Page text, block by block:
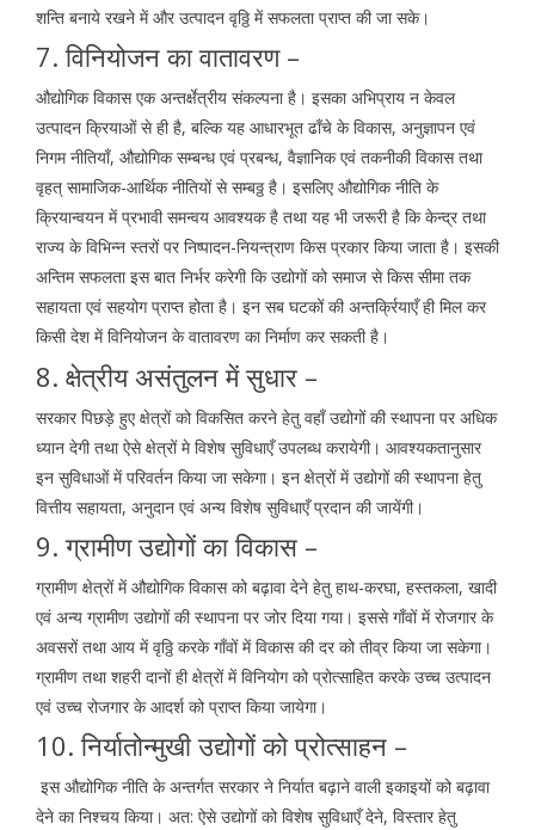
शन्ति बनाये रखने में और उत्पादन वृठ्ठि में सफलता प्राप्त की जा सके।
7. विनियोजन का वातावरण –
औद्योगिक विकास एक अन्तर्क्षेत्रीय संकल्पना है। इसका अभिप्राय न केवल
उत्पादन क्रियाओं से ही है, बल्कि यह आधारभूत ढाँचे के विकास, अनुज्ञापन एवं
निगम नीतियाँ, औद्योगिक सम्बन्ध एवं प्रबन्ध, वैज्ञानिक एवं तकनीकी विकास तथा
वृहत् सामाजिक-आर्थिक नीतियों से सम्बठ्ठ है। इसलिए औद्योगिक नीति के
क्रियान्वयन में प्रभावी समन्वय आवश्यक है तथा यह भी जरूरी है कि केन्द्र तथा
राज्य के विभिन्न स्तरों पर निष्पादन-नियन्त्राण किस प्रकार किया जाता है। इसकी
अन्तिम सफलता इस बात निर्भर करेगी कि उद्योगों को समाज से किस सीमा तक
सहायता एवं सहयोग प्राप्त होता है। इन सब घटकों की अन्तर्क्रियाएँ ही मिल कर
किसी देश में विनियोजन के वातावरण का निर्माण कर सकती है।
8. क्षेत्रीय असंतुलन में सुधार –
सरकार पिछड़े हुए क्षेत्रों को विकसित करने हेतु वहाँ उद्योगों की स्थापना पर अधिक
ध्यान देगी तथा ऐसे क्षेत्रों मे विशेष सुविधाएँ उपलब्ध करायेगी। आवश्यकतानुसार
इन सुविधाओं में परिवर्तन किया जा सकेगा। इन क्षेत्रों में उद्योगों की स्थापना हेतु
वित्तीय सहायता, अनुदान एवं अन्य विशेष सुविधाएँ प्रदान की जायेंगी।
9. ग्रामीण उद्योगों का विकास –
ग्रामीण क्षेत्रों में औद्योगिक विकास को बढ़ावा देने हेतु हाथ-करघा, हस्तकला, खादी
एवं अन्य ग्रामीण उद्योगों की स्थापना पर जोर दिया गया। इससे गाँवों में रोजगार के
अवसरों तथा आय में वृठ्ठि करके गाँवों में विकास की दर को तीव्र किया जा सकेगा।
ग्रामीण तथा शहरी दानों ही क्षेत्रों में विनियोग को प्रोत्साहित करके उच्च उत्पादन
एवं उच्च रोजगार के आदर्श को प्राप्त किया जायेगा।
10. निर्यातोन्मुखी उद्योगों को प्रोत्साहन –
इस औद्योगिक नीति के अन्तर्गत सरकार ने निर्यात बढ़ाने वाली इकाइयों को बढ़ावा
देने का निश्चय किया। अत: ऐसे उद्योगों को विशेष सुविधाएँ देने, विस्तार हेतु